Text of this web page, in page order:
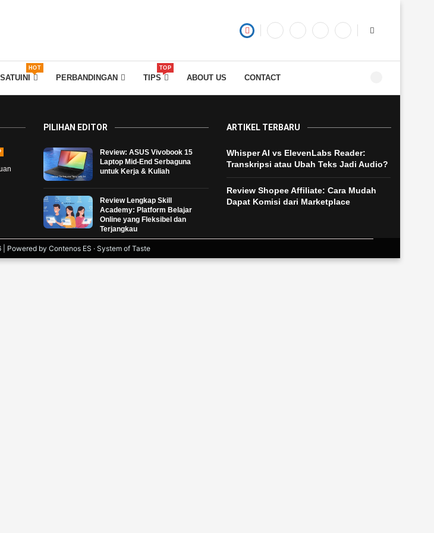
HOT
PERBANDINGAN TIPS
TOP
ABOUT US CONTACT
PILIHAN EDITOR
Review: ASUS Vivobook 15
Laptop Mid-End Serbaguna
untuk Kerja & Kuliah
Review Lengkap Skill
Academy: Platform Belajar
Online yang Fleksibel dan
Terjangkau
ARTIKEL TERBARU
Whisper AI vs ElevenLabs Reader:
Transkripsi atau Ubah Teks Jadi Audio?
Review Shopee Affiliate: Cara Mudah
Dapat Komisi dari Marketplace
Powered by Contenos ES · System of Taste